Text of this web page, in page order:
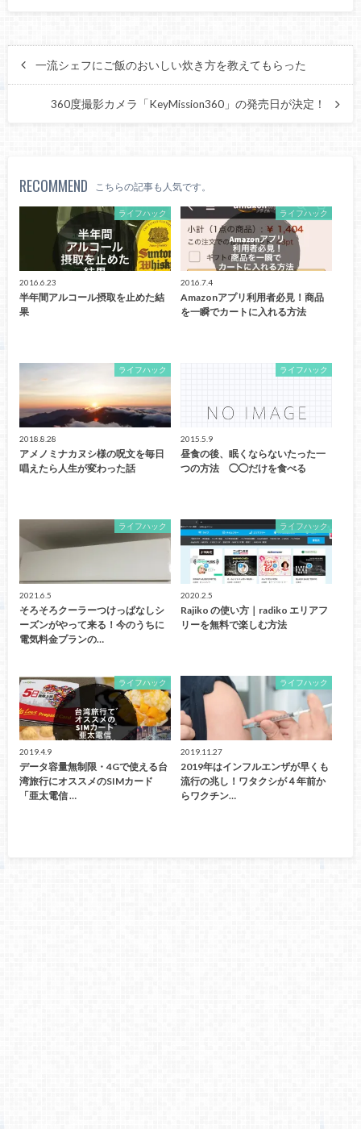
一流シェフにご飯のおいしい炊き方を教えてもらった
360度撮影カメラ「KeyMission360」の発売日が決定！
RECOMMEND こちらの記事も人気です。
ライフハック
2016.6.23
半年間アルコール摂取を止めた結
果
ライフハック
2016.7.4
Amazonアプリ利用者必見！商品
を一瞬でカートに入れる方法
ライフハック
2018.8.28
アメノミナカヌシ様の呪文を毎日
唱えたら人生が変わった話
ライフハック
2015.5.9
昼食の後、眠くならないたった一
つの方法 ◯◯だけを食べる
ライフハック
2021.6.5
そろそろクーラーつけっぱなしシ
ーズンがやって来る！今のうちに
電気料金プランの…
ライフハック
2020.2.5
Rajiko の使い方｜radiko エリアフ
リーを無料で楽しむ方法
ライフハック
2019.4.9
データ容量無制限・4Gで使える台
湾旅行にオススメのSIMカード
「亜太電信 …
ライフハック
2019.11.27
2019年はインフルエンザが早くも
流行の兆し！ワタクシが４年前か
らワクチン…